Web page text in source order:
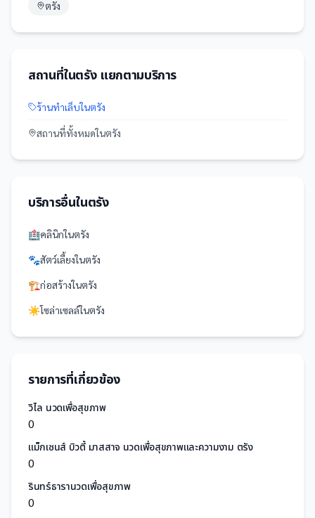
ตรัง
สถานที่ในตรังแยกตามบริการ
ร้านทำเล็บในตรัง
สถานที่ทั้งหมดในตรัง
บริการอื่นในตรัง
🏥คลินิกในตรัง
🐾สัตว์เลี้ยงในตรัง
🏗️ก่อสร้างในตรัง
☀️โซล่าเซลล์ในตรัง
รายการที่เกี่ยวข้อง
วิไล นวดเพื่อสุขภาพ
0
แม็กเซนส์ บิวตี้ มาสสาจ นวดเพื่อสุขภาพและความงาม ตรัง
0
รินทร์ธารานวดเพื่อสุขภาพ
0